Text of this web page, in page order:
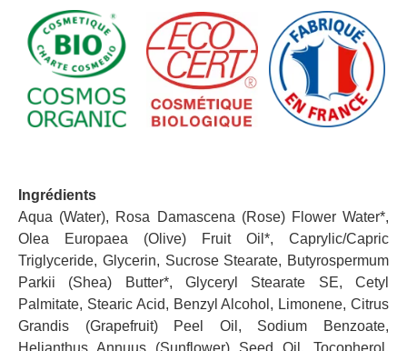
Ingrédients
Aqua (Water), Rosa Damascena (Rose) Flower Water*,
Olea Europaea (Olive) Fruit Oil*, Caprylic/Capric
Triglyceride, Glycerin, Sucrose Stearate, Butyrospermum
Parkii (Shea) Butter*, Glyceryl Stearate SE, Cetyl
Palmitate, Stearic Acid, Benzyl Alcohol, Limonene, Citrus
Grandis (Grapefruit) Peel Oil, Sodium Benzoate,